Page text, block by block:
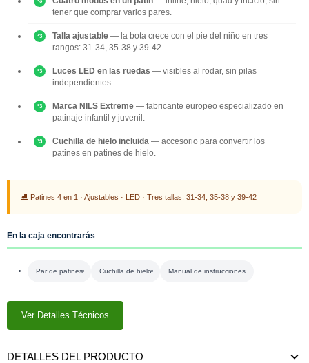
tener que comprar varios pares.
Talla ajustable — la bota crece con el pie del niño en tres
rangos: 31-34, 35-38 y 39-42.
Luces LED en las ruedas — visibles al rodar, sin pilas
independientes.
Marca NILS Extreme — fabricante europeo especializado en
patinaje infantil y juvenil.
Cuchilla de hielo incluida — accesorio para convertir los
patines en patines de hielo.
⛸ Patines 4 en 1 · Ajustables · LED · Tres tallas: 31-34, 35-38 y 39-42
En la caja encontrarás
Par de patines Cuchilla de hielo Manual de instrucciones
Ver Detalles Técnicos
DETALLES DEL PRODUCTO